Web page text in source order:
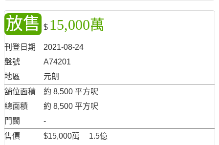
放售 $ 15,000萬
刊登日期
2021-08-24
盤號
A74201
地區
元朗
舖位面積
約 8,500 平方呎
總面積
約 8,500 平方呎
門闊
-
售價
$15,000萬
1.5億